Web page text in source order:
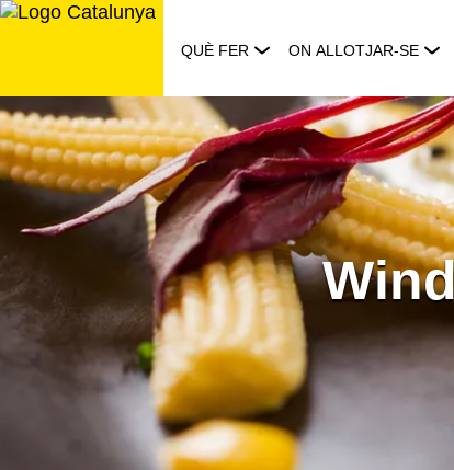
Saltar
QUÈ FER ON ALLOTJAR-SE